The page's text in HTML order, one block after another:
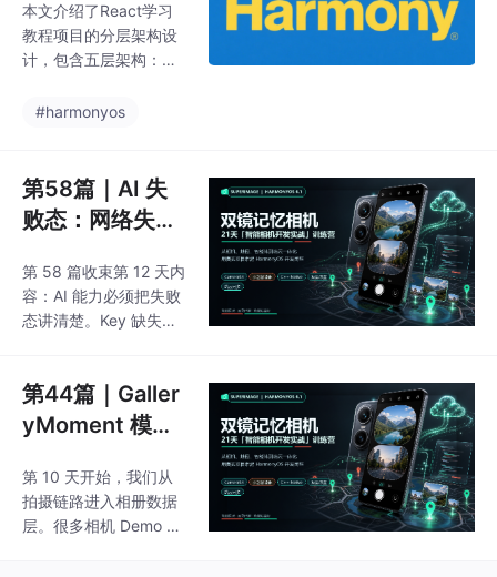
块图标、标题、描述、
课时数等信息，背景色
根据模块主题色动态变
LessonItem组件，包含
等信息
项目架构设计
本文介绍了React学习
教程项目的分层架构设
计，包含五层架构：表
(Components)、服务
s)。详细规划了项目目
录结构，包括commo
n、components、dat
ervices等模块，并制定
了命名规范。最后展示
了如何通过Constants.e
#harmonyos
第58篇｜AI 失
败态：网络失
模型失败如何提
示
第 58 篇收束第 12 天内
容：AI 能力必须把失败
态讲清楚。Key 缺失、
开通，它们都不应该只
变成一句“失败了”。 项
目把前置检查放在页面
层，请求异常放在服务
层，模型不可用时再尝
试候选模型。这样用户
看到的是明确提示，开
第44篇｜Galler
yMoment 模
片”不只是 Uri
第 10 天开始，我们从
拍摄链路进入相册数据
层。很多相机 Demo 只